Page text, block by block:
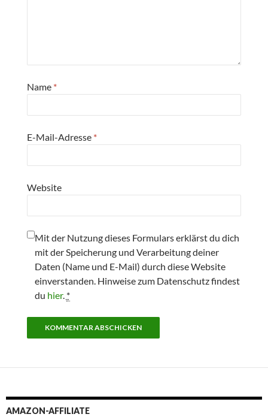
Name *
E-Mail-Adresse *
Website
Mit der Nutzung dieses Formulars erklärst du dich
mit der Speicherung und Verarbeitung deiner
Daten (Name und E-Mail) durch diese Website
einverstanden. Hinweise zum Datenschutz findest
du hier. *
AMAZON-AFFILIATE